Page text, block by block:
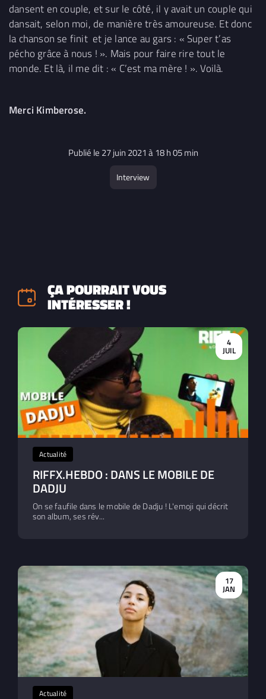
dansent en couple, et sur le côté, il y avait un couple qui
dansait, selon moi, de manière très amoureuse. Et donc
la chanson se finit et je lance au gars : « Super t’as
pécho grâce à nous ! ». Mais pour faire rire tout le
monde. Et là, il me dit : « C’est ma mère ! ». Voilà.
Merci Kimberose.
Publié le 27 juin 2021 à 18 h 05 min
Interview
ÇA POURRAIT VOUS
INTÉRESSER !
4
JUIL
Actualité
RIFFX.HEBDO : DANS LE MOBILE DE
DADJU
On se faufile dans le mobile de Dadju ! L'emoji qui décrit
son album, ses rév...
17
JAN
Actualité